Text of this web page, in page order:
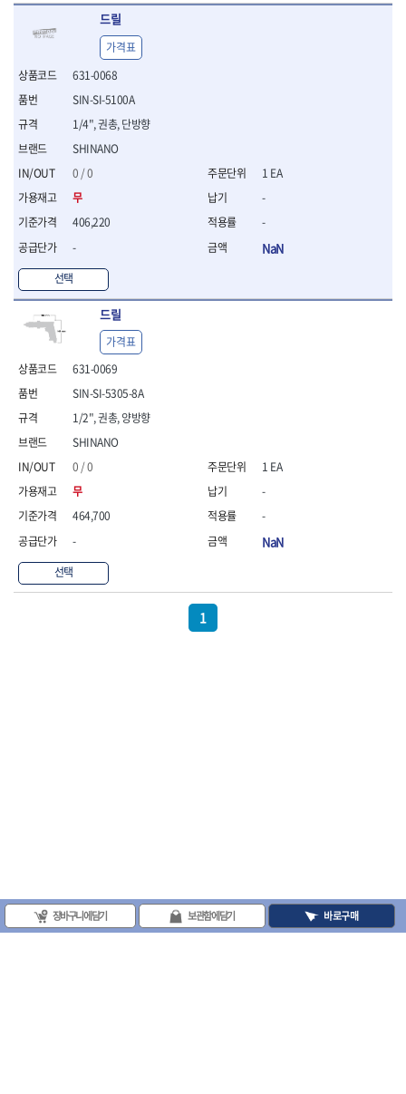
- 절연라쳇렌치세트
- 절연볼트커터
- 절연아답타
- 절연펀치
- 방폭연결대
- 방폭옵셋렌치
- 방폭니퍼
- 방폭플라이어
- 방폭가위
- 방폭렌치
- 방폭아답타
- 방폭T렌치
- 방폭드라이버
- 방폭펀치
- 절연포지비트소켓
철공공구
- 볼트커터
- 핸드볼트커터
- 항공가위
- 망치
- 빠루망치
- 볼핀망치
- 망치헤드
- 판금망치
- 전지가위
- 정글칼
- 전정톱
드릴
631-0068
SHINANO
0 / 0
무
406,220
-
선택
SIN-SI-5100A
1/4", 권총, 단방향
가격표
1 EA
-
-
NaN
드릴
631-0069
SHINANO
0 / 0
무
464,700
-
선택
SIN-SI-5305-8A
1/2", 권총, 양방향
가격표
1 EA
-
-
NaN
1
장바구니에 담기 보관함에 담기 바로구매